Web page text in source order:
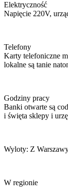
Elektryczność
Napięcie 220V,
Telefony
Karty telefoniczne
lokalne są tanie
Godziny pracy
Banki otwarte są
i święta sklepy i
Wyloty: Z
W regionie